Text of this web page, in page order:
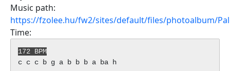
Music path:
https://fzolee.hu/fw2/sites/default/files/photoalbum/
Time:
172 BPM
c c c b g a b b b a ba h